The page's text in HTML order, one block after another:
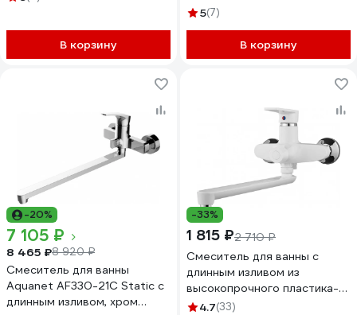
В корзину
5(7)
В корзину
-20%
7 105 ₽
8 465 ₽8 920 ₽
Смеситель для ванны
Aquanet AF330-21C Static с
длинным изливом, хром
-33%
1 815 ₽2 710 ₽
Смеситель для ванны с
длинным изливом из
высокопрочного пластика-
РМС PL6-006E. PL6-006E
4.7(33)